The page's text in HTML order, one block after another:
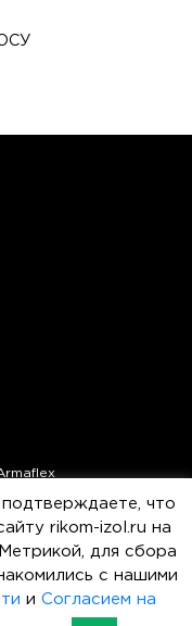
данных
что
rikom-izol.ru на
для сбора
с нашими
и Согласием на